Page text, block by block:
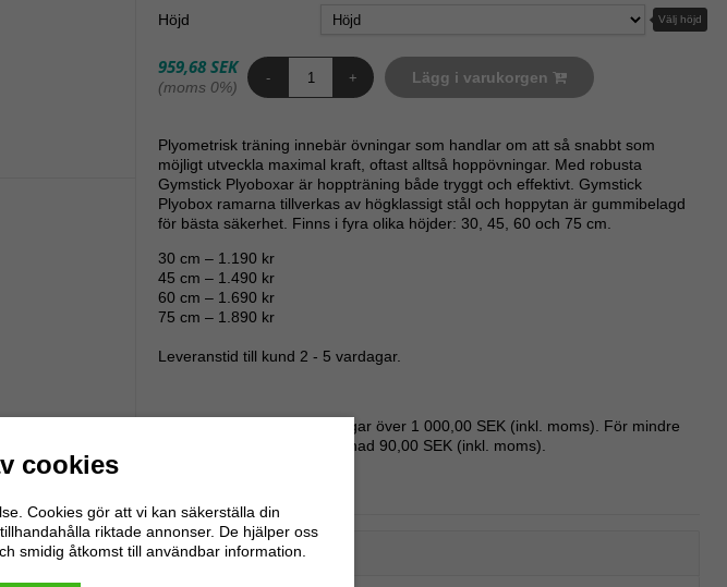
cookies
Cookies gör att vi kan säkerställa din
riktade annonser. De hjälper oss
smidig åtkomst till användbar information.
Höjd
959,68 SEK
(moms 0%)
- + Lägg i varukorgen
Plyometrisk träning innebär övningar som handlar om att så snabbt som
möjligt utveckla maximal kraft, oftast alltså hoppövningar. Med robusta
Gymstick Plyoboxar är hoppträning både tryggt och effektivt. Gymstick
Plyobox ramarna tillverkas av högklassigt stål och hoppytan är gummibelagd
för bästa säkerhet. Finns i fyra olika höjder: 30, 45, 60 och 75 cm.
30 cm – 1.190 kr
45 cm – 1.490 kr
60 cm – 1.690 kr
75 cm – 1.890 kr
Leveranstid till kund 2 - 5 vardagar.
Frakt 0 kronor för beställningar över 1 000,00 SEK (inkl. moms). För mindre
beställningar - fast fraktkostnad 90,00 SEK (inkl. moms).
Välj höjd